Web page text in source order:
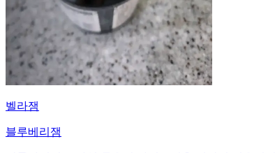
벨라잼
블루베리잼